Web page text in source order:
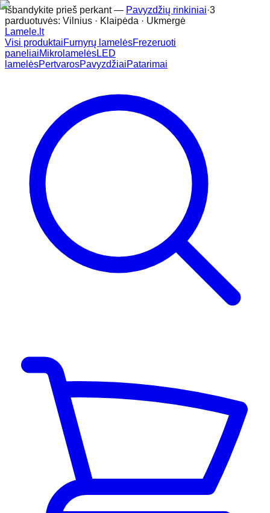
Išbandykite prieš perkant — Pavyzdžių rinkiniai·3
parduotuvės: Vilnius · Klaipėda · Ukmergė
Lamele.lt
Visi produktaiFurnyrų lamelėsFrezeruoti
paneliaiMikrolamelėsLED
lamelėsPertvarosPavyzdžiaiPatarimai